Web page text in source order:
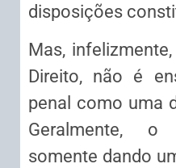
disposições
Mas,
Direito, não é
penal como uma
Geralmente, o
somente dando